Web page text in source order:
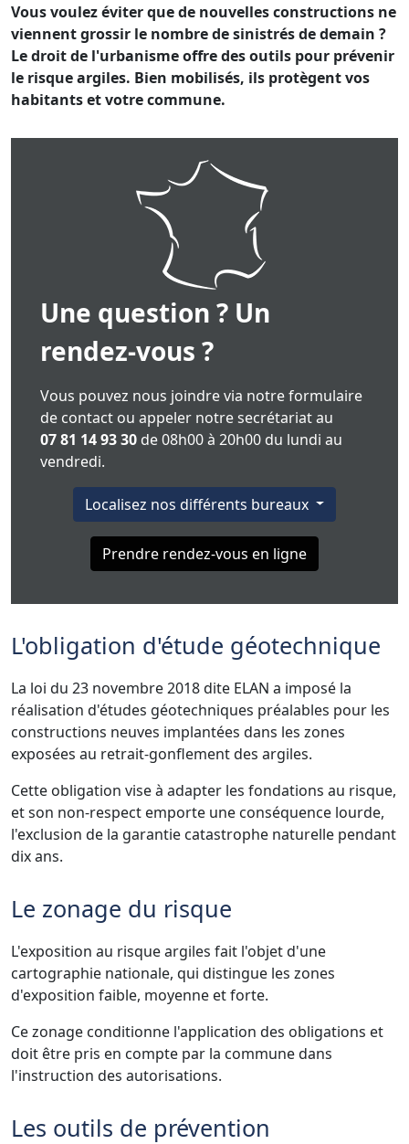
Vous voulez éviter que de nouvelles constructions ne
viennent grossir le nombre de sinistrés de demain ?
Le droit de l'urbanisme offre des outils pour prévenir
le risque argiles. Bien mobilisés, ils protègent vos
habitants et votre commune.
Une question ? Un
rendez-vous ?
Vous pouvez nous joindre via notre formulaire
de contact ou appeler notre secrétariat au
07 81 14 93 30 de 08h00 à 20h00 du lundi au
vendredi.
Localisez nos différents bureaux
Prendre rendez-vous en ligne
L'obligation d'étude géotechnique
La loi du 23 novembre 2018 dite ELAN a imposé la
réalisation d'études géotechniques préalables pour les
constructions neuves implantées dans les zones
exposées au retrait-gonflement des argiles.
Cette obligation vise à adapter les fondations au risque,
et son non-respect emporte une conséquence lourde,
l'exclusion de la garantie catastrophe naturelle pendant
dix ans.
Le zonage du risque
L'exposition au risque argiles fait l'objet d'une
cartographie nationale, qui distingue les zones
d'exposition faible, moyenne et forte.
Ce zonage conditionne l'application des obligations et
doit être pris en compte par la commune dans
l'instruction des autorisations.
Les outils de prévention